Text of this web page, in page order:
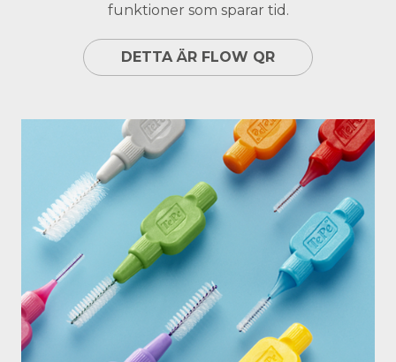
funktioner som sparar tid.
DETTA ÄR FLOW QR